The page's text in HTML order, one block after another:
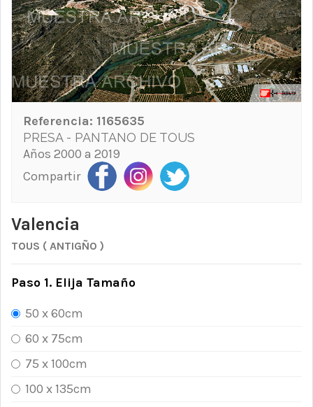
Referencia: 1165635
PRESA - PANTANO DE TOUS
Años 2000 a 2019
Compartir
Valencia
TOUS ( ANTIGÑO )
Paso 1. Elija Tamaño
50 x 60cm
60 x 75cm
75 x 100cm
100 x 135cm